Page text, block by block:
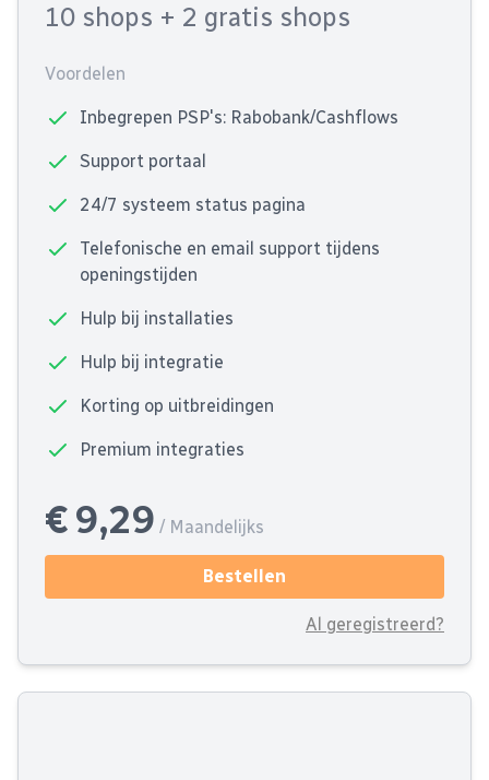
10 shops + 2 gratis shops
Voordelen
Inbegrepen PSP's: Rabobank/Cashflows
Support portaal
24/7 systeem status pagina
Telefonische en email support tijdens
openingstijden
Hulp bij installaties
Hulp bij integratie
Korting op uitbreidingen
Premium integraties
€ 9,29 / Maandelijks
Bestellen
Al geregistreerd?